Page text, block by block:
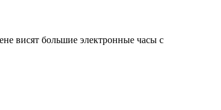
висят большие электронные часы с